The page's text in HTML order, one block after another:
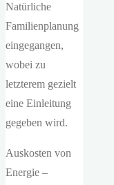
Natürliche
Familienplanung
eingegangen,
wobei zu
letzterem gezielt
eine Einleitung
gegeben wird.
Auskosten von
Energie –